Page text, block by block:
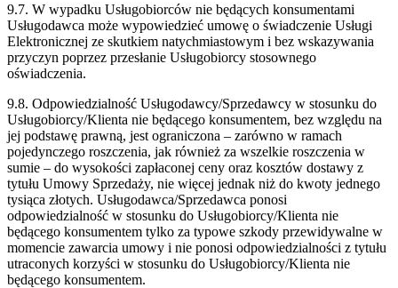
9.7. W wypadku Usługobiorców nie będących konsumentami
Usługodawca może wypowiedzieć umowę o świadczenie Usługi
Elektronicznej ze skutkiem natychmiastowym i bez wskazywania
przyczyn poprzez przesłanie Usługobiorcy stosownego
oświadczenia.
9.8. Odpowiedzialność Usługodawcy/Sprzedawcy w stosunku do
Usługobiorcy/Klienta nie będącego konsumentem, bez względu na
jej podstawę prawną, jest ograniczona – zarówno w ramach
pojedynczego roszczenia, jak również za wszelkie roszczenia w
sumie – do wysokości zapłaconej ceny oraz kosztów dostawy z
tytułu Umowy Sprzedaży, nie więcej jednak niż do kwoty jednego
tysiąca złotych. Usługodawca/Sprzedawca ponosi
odpowiedzialność w stosunku do Usługobiorcy/Klienta nie
będącego konsumentem tylko za typowe szkody przewidywalne w
momencie zawarcia umowy i nie ponosi odpowiedzialności z tytułu
utraconych korzyści w stosunku do Usługobiorcy/Klienta nie
będącego konsumentem.